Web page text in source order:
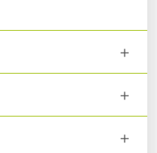
+
+
+